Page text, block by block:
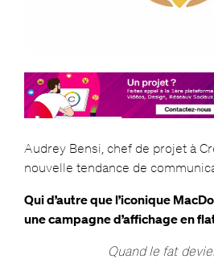
Audrey Bensi, chef de projet à
nouvelle tendance de
Qui d’autre que l’iconique
une campagne d’affichage en
Quand le fat